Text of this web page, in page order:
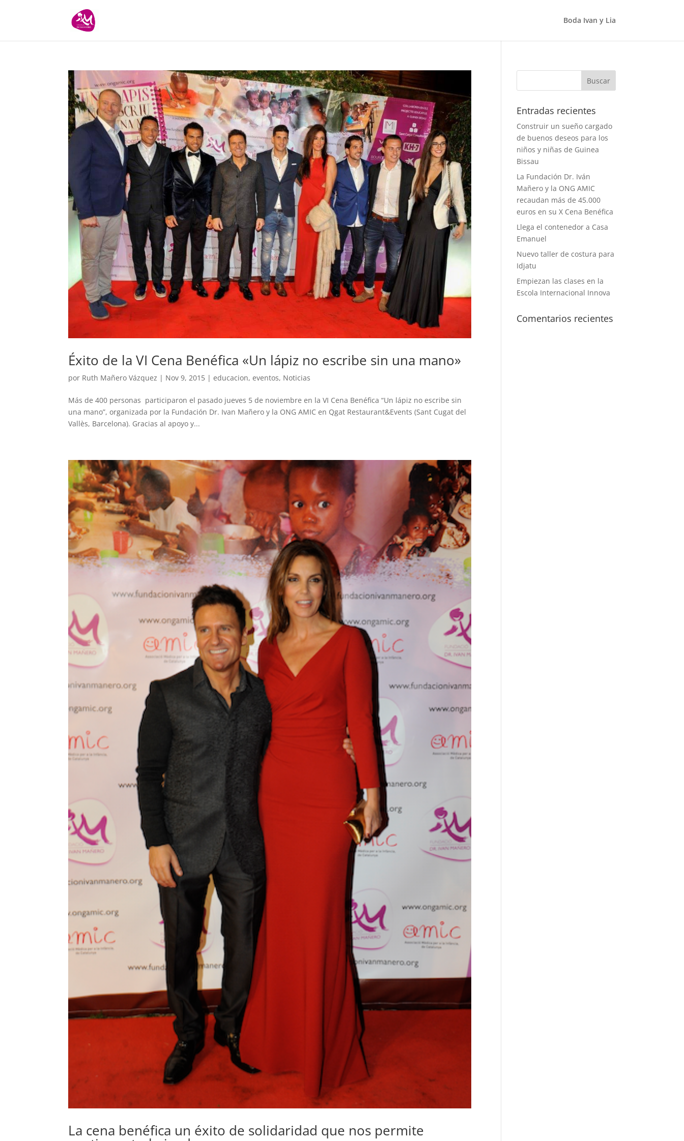
Boda Ivan y Lia
Éxito de la VI Cena Benéfica «Un lápiz no escribe sin una mano»
por Ruth Mañero Vázquez | Nov 9, 2015 |educacion,eventos, Noticias
Más de 400 personas participaron el pasado jueves 5 de noviembre en la VI Cena Benéfica “Un lápiz no escribe sin
una mano”, organizada por la Fundación Dr. Ivan Mañero y la ONG AMIC en Qgat Restaurant&Events (Sant Cugat del
Vallès, Barcelona). Gracias al apoyo y...
La cena benéfica un éxito de solidaridad que nos permite
Entradas recientes
Construir un sueño cargado
de buenos deseos para los
niños y niñas de Guinea
Bissau
La Fundación Dr. Iván
Mañero y la ONG AMIC
recaudan más de 45.000
euros en su X Cena Benéfica
Llega el contenedor a Casa
Emanuel
Nuevo taller de costura para
Idjatu
Empiezan las clases en la
Escola Internacional Innova
Comentarios recientes